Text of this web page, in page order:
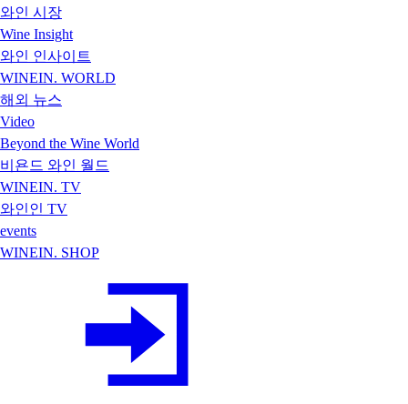
와인 시장
Wine Insight
와인 인사이트
WINEIN. WORLD
해외 뉴스
Video
Beyond the Wine World
비욘드 와인 월드
WINEIN. TV
와인인 TV
events
WINEIN. SHOP